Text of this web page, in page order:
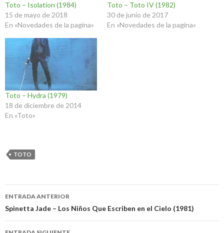
Toto – Isolation (1984)
15 de mayo de 2018
En «Novedades de la pagina»
Toto – Toto IV (1982)
30 de junio de 2017
En «Novedades de la pagina»
Toto – Hydra (1979)
18 de diciembre de 2014
En «Toto»
TOTO
Navegación
de
entradas
ENTRADA ANTERIOR
Spinetta Jade – Los Niños Que Escriben en el Cielo (1981)